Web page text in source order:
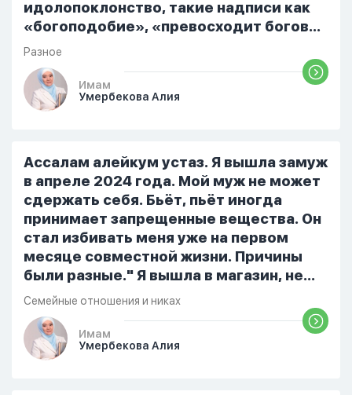
идолопоклонство, такие надписи как
«богоподобие», «превосходит богов»,
но при этом человек полностью
признает и соблюдает все столпы
Ислама и эта игра не мешает ему
выполнять ему его обязанности по
является Единым Богом и не
принимает слова и контекст игры в
серьез, относиться к игре только как к
развлечению и...
Разное
Имам
Умербекова Алия
Ассалам алейкум устаз. Я вышла замуж
в апреле 2024 года. Мой муж не может
сдержать себя. Бьёт, пьёт иногда
принимает запрещенные вещества. Он
стал избивать меня уже на первом
месяце совместной жизни. Причины
были разные." Я вышла в магазин, не
помыла вовремя посуду, не
приготовила во время еду, прошу
немного времени и любви" он никогда
не свободен для меня. С 7 утра до 8
Семейные отношения и никах
Имам
Умербекова Алия